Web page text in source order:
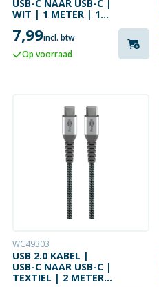
USB-C NAAR USB-C |
WIT | 1 METER | 100
7,99incl. btw
Op voorraad
WC49303
USB 2.0 KABEL |
USB-C NAAR USB-C |
TEXTIEL | 2 METER |